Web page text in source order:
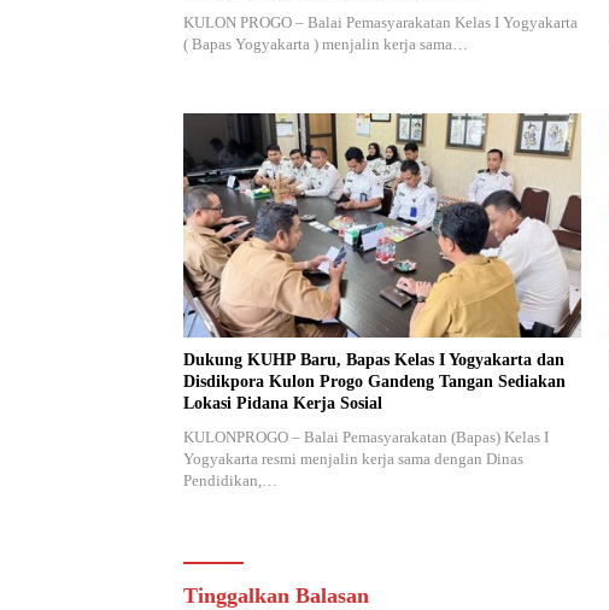
KULON PROGO – Balai Pemasyarakatan Kelas I Yogyakarta
( Bapas Yogyakarta ) menjalin kerja sama…
Dukung KUHP Baru, Bapas Kelas I Yogyakarta dan
Disdikpora Kulon Progo Gandeng Tangan Sediakan
Lokasi Pidana Kerja Sosial
KULONPROGO – Balai Pemasyarakatan (Bapas) Kelas I
Yogyakarta resmi menjalin kerja sama dengan Dinas
Pendidikan,…
Tinggalkan Balasan